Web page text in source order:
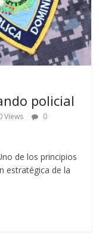
policial
Views
0
de los principios
estratégica de la